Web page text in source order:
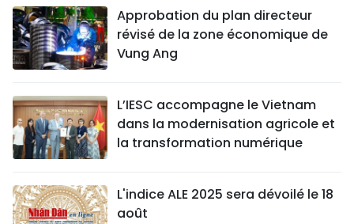
Approbation du plan directeur
révisé de la zone économique de
Vung Ang
L’IESC accompagne le Vietnam
dans la modernisation agricole et
la transformation numérique
L'indice ALE 2025 sera dévoilé le 18
août